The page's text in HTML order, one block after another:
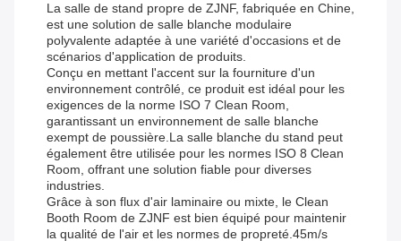
La salle de stand propre de ZJNF, fabriquée en Chine,
est une solution de salle blanche modulaire
polyvalente adaptée à une variété d'occasions et de
scénarios d'application de produits.
Conçu en mettant l'accent sur la fourniture d'un
environnement contrôlé, ce produit est idéal pour les
exigences de la norme ISO 7 Clean Room,
garantissant un environnement de salle blanche
exempt de poussière.La salle blanche du stand peut
également être utilisée pour les normes ISO 8 Clean
Room, offrant une solution fiable pour diverses
industries.
Grâce à son flux d'air laminaire ou mixte, le Clean
Booth Room de ZJNF est bien équipé pour maintenir
la qualité de l'air et les normes de propreté.45m/s